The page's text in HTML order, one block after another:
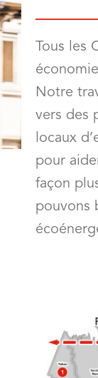
Tous les
Notre
vers des
locaux
pour
façon
pouvons